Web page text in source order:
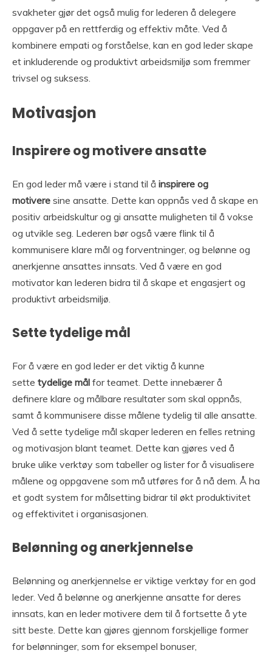
svakheter gjør det også mulig for lederen å delegere
oppgaver på en rettferdig og effektiv måte. Ved å
kombinere empati og forståelse, kan en god leder skape
et inkluderende og produktivt arbeidsmiljø som fremmer
trivsel og suksess.
Motivasjon
Inspirere og motivere ansatte
En god leder må være i stand til å inspirere og
motivere sine ansatte. Dette kan oppnås ved å skape en
positiv arbeidskultur og gi ansatte muligheten til å vokse
og utvikle seg. Lederen bør også være flink til å
kommunisere klare mål og forventninger, og belønne og
anerkjenne ansattes innsats. Ved å være en god
motivator kan lederen bidra til å skape et engasjert og
produktivt arbeidsmiljø.
Sette tydelige mål
For å være en god leder er det viktig å kunne
sette tydelige mål for teamet. Dette innebærer å
definere klare og målbare resultater som skal oppnås,
samt å kommunisere disse målene tydelig til alle ansatte.
Ved å sette tydelige mål skaper lederen en felles retning
og motivasjon blant teamet. Dette kan gjøres ved å
bruke ulike verktøy som tabeller og lister for å visualisere
målene og oppgavene som må utføres for å nå dem. Å ha
et godt system for målsetting bidrar til økt produktivitet
og effektivitet i organisasjonen.
Belønning og anerkjennelse
Belønning og anerkjennelse er viktige verktøy for en god
leder. Ved å belønne og anerkjenne ansatte for deres
innsats, kan en leder motivere dem til å fortsette å yte
sitt beste. Dette kan gjøres gjennom forskjellige former
for belønninger, som for eksempel bonuser,